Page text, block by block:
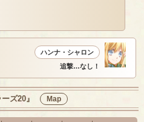
ハンナ・シャロン
追撃…なし！
ズ20』 Map